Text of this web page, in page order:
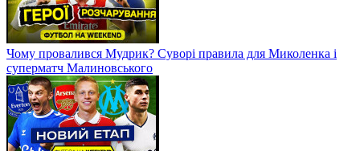
Чому провалився Мудрик? Суворі правила для Миколенка і
суперматч Малиновського